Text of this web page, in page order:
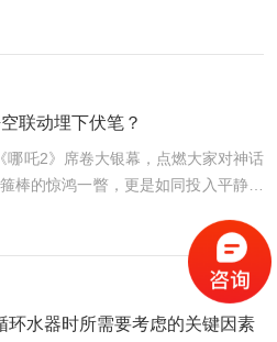
析试样中的氮含量，进而计算出蛋白
个部件构成，每个部件都有着不同的
主要功能是将试剂输送到反应池中。
和可调节的输送速度，以确保准确的
联动埋下伏笔？
哪吒2》席卷大银幕，点燃大家对神话
棒的惊鸿一瞥，更是如同投入平静湖
心间留下了难以磨灭的震撼与好奇：
是否会梦幻联动？答案交予未来。然
有共鸣。无论是身披混天绫脚踏风火
持金箍棒一路降妖除魔，勇于突破；
气、突破自我的精神打动众人。这份
环水器时所需要考虑的关键因素